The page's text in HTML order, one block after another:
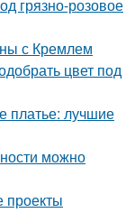
грязно-розовое
с Кремлем
цвет под
платье: лучшие
можно
проекты